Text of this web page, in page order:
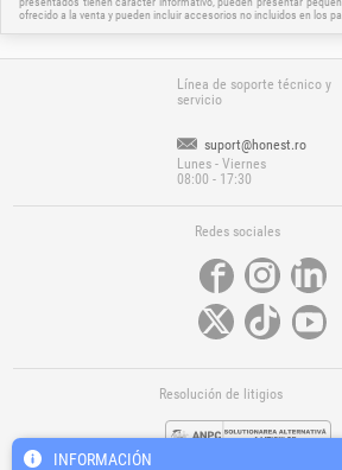
ofrecido a la venta y pueden incluir accesorios no incluidos en los
Línea de soporte técnico y
servicio
suport@honest.ro
Lunes - Viernes
08:00 - 17:30
Redes sociales
Resolución de litigios
INFORMACIÓN